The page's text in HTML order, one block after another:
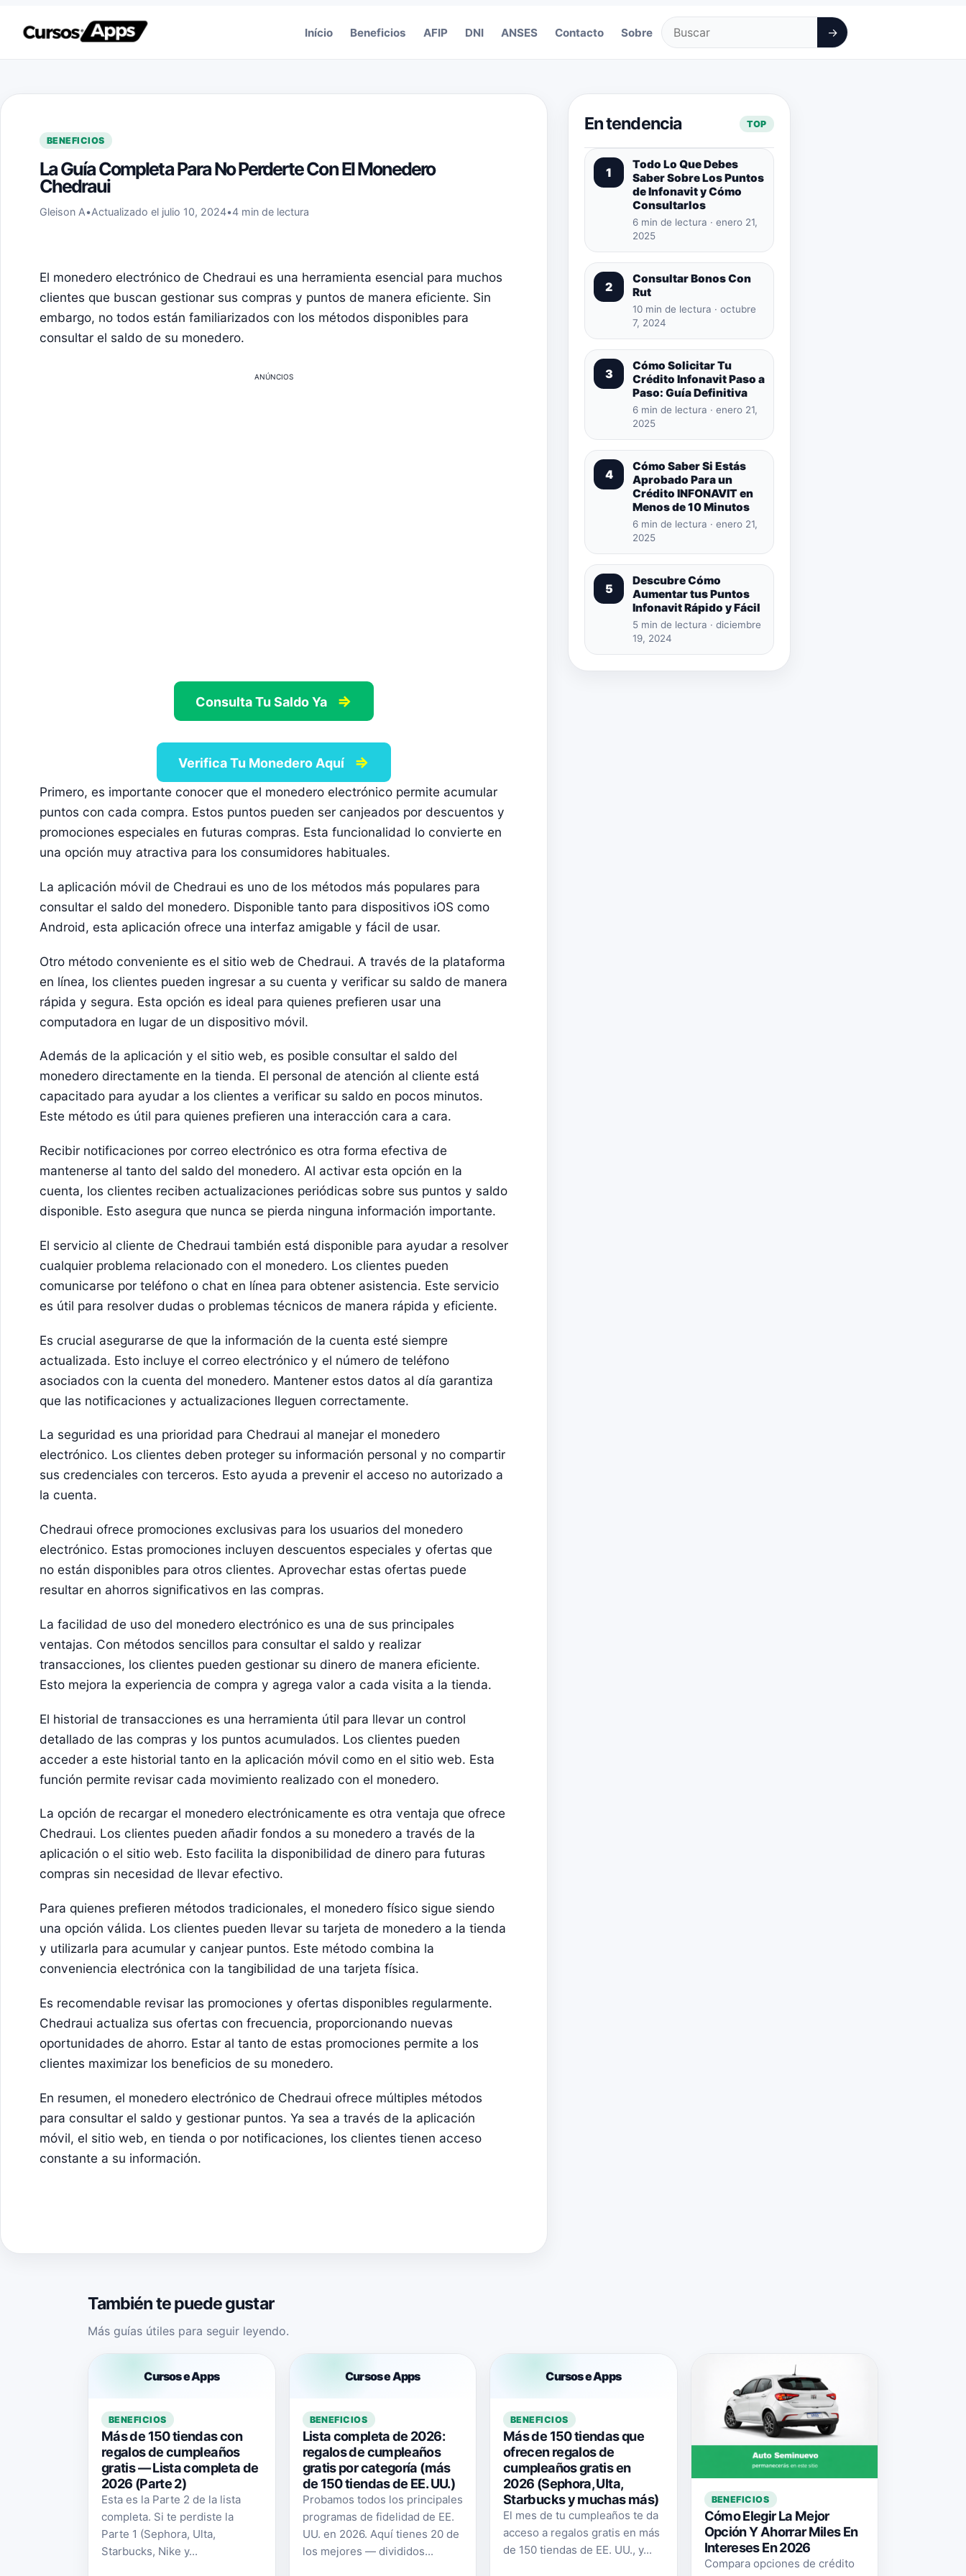
Início Beneficios AFIP DNI ANSES Contacto Sobre
Buscar
→
BENEFICIOS
La Guía Completa Para No Perderte Con El Monedero
Chedraui
Gleison A•Actualizado el julio 10, 2024•4 min de lectura
El monedero electrónico de Chedraui es una herramienta esencial para muchos
clientes que buscan gestionar sus compras y puntos de manera eficiente. Sin
embargo, no todos están familiarizados con los métodos disponibles para
consultar el saldo de su monedero.
ANÚNCIOS
Consulta Tu Saldo Ya ⇒
Verifica Tu Monedero Aquí ⇒
Primero, es importante conocer que el monedero electrónico permite acumular
puntos con cada compra. Estos puntos pueden ser canjeados por descuentos y
promociones especiales en futuras compras. Esta funcionalidad lo convierte en
una opción muy atractiva para los consumidores habituales.
La aplicación móvil de Chedraui es uno de los métodos más populares para
consultar el saldo del monedero. Disponible tanto para dispositivos iOS como
Android, esta aplicación ofrece una interfaz amigable y fácil de usar.
Otro método conveniente es el sitio web de Chedraui. A través de la plataforma
en línea, los clientes pueden ingresar a su cuenta y verificar su saldo de manera
rápida y segura. Esta opción es ideal para quienes prefieren usar una
computadora en lugar de un dispositivo móvil.
Además de la aplicación y el sitio web, es posible consultar el saldo del
monedero directamente en la tienda. El personal de atención al cliente está
capacitado para ayudar a los clientes a verificar su saldo en pocos minutos.
Este método es útil para quienes prefieren una interacción cara a cara.
Recibir notificaciones por correo electrónico es otra forma efectiva de
mantenerse al tanto del saldo del monedero. Al activar esta opción en la
cuenta, los clientes reciben actualizaciones periódicas sobre sus puntos y saldo
disponible. Esto asegura que nunca se pierda ninguna información importante.
El servicio al cliente de Chedraui también está disponible para ayudar a resolver
cualquier problema relacionado con el monedero. Los clientes pueden
comunicarse por teléfono o chat en línea para obtener asistencia. Este servicio
es útil para resolver dudas o problemas técnicos de manera rápida y eficiente.
Es crucial asegurarse de que la información de la cuenta esté siempre
actualizada. Esto incluye el correo electrónico y el número de teléfono
asociados con la cuenta del monedero. Mantener estos datos al día garantiza
que las notificaciones y actualizaciones lleguen correctamente.
La seguridad es una prioridad para Chedraui al manejar el monedero
electrónico. Los clientes deben proteger su información personal y no compartir
sus credenciales con terceros. Esto ayuda a prevenir el acceso no autorizado a
la cuenta.
Chedraui ofrece promociones exclusivas para los usuarios del monedero
electrónico. Estas promociones incluyen descuentos especiales y ofertas que
no están disponibles para otros clientes. Aprovechar estas ofertas puede
resultar en ahorros significativos en las compras.
La facilidad de uso del monedero electrónico es una de sus principales
ventajas. Con métodos sencillos para consultar el saldo y realizar
transacciones, los clientes pueden gestionar su dinero de manera eficiente.
Esto mejora la experiencia de compra y agrega valor a cada visita a la tienda.
El historial de transacciones es una herramienta útil para llevar un control
detallado de las compras y los puntos acumulados. Los clientes pueden
acceder a este historial tanto en la aplicación móvil como en el sitio web. Esta
función permite revisar cada movimiento realizado con el monedero.
La opción de recargar el monedero electrónicamente es otra ventaja que ofrece
Chedraui. Los clientes pueden añadir fondos a su monedero a través de la
aplicación o el sitio web. Esto facilita la disponibilidad de dinero para futuras
compras sin necesidad de llevar efectivo.
Para quienes prefieren métodos tradicionales, el monedero físico sigue siendo
una opción válida. Los clientes pueden llevar su tarjeta de monedero a la tienda
y utilizarla para acumular y canjear puntos. Este método combina la
conveniencia electrónica con la tangibilidad de una tarjeta física.
Es recomendable revisar las promociones y ofertas disponibles regularmente.
Chedraui actualiza sus ofertas con frecuencia, proporcionando nuevas
oportunidades de ahorro. Estar al tanto de estas promociones permite a los
clientes maximizar los beneficios de su monedero.
En resumen, el monedero electrónico de Chedraui ofrece múltiples métodos
para consultar el saldo y gestionar puntos. Ya sea a través de la aplicación
móvil, el sitio web, en tienda o por notificaciones, los clientes tienen acceso
constante a su información.
En tendencia TOP
1
Todo Lo Que Debes
Saber Sobre Los Puntos
de Infonavit y Cómo
Consultarlos
6 min de lectura · enero 21,
2025
2
Consultar Bonos Con
Rut
10 min de lectura · octubre
7, 2024
3
Cómo Solicitar Tu
Crédito Infonavit Paso a
Paso: Guía Definitiva
6 min de lectura · enero 21,
2025
4
Cómo Saber Si Estás
Aprobado Para un
Crédito INFONAVIT en
Menos de 10 Minutos
6 min de lectura · enero 21,
2025
5
Descubre Cómo
Aumentar tus Puntos
Infonavit Rápido y Fácil
5 min de lectura · diciembre
19, 2024
También te puede gustar
Más guías útiles para seguir leyendo.
Cursos e Apps
BENEFICIOS
Más de 150 tiendas con
regalos de cumpleaños
gratis — Lista completa de
2026 (Parte 2)
Esta es la Parte 2 de la lista
completa. Si te perdiste la
Parte 1 (Sephora, Ulta,
Starbucks, Nike y...
Cursos e Apps
BENEFICIOS
Lista completa de 2026:
regalos de cumpleaños
gratis por categoría (más
de 150 tiendas de EE. UU.)
Probamos todos los principales
programas de fidelidad de EE.
UU. en 2026. Aquí tienes 20 de
los mejores — divididos...
Cursos e Apps
BENEFICIOS
Más de 150 tiendas que
ofrecen regalos de
cumpleaños gratis en
2026 (Sephora, Ulta,
Starbucks y muchas más)
El mes de tu cumpleaños te da
acceso a regalos gratis en más
de 150 tiendas de EE. UU., y...
BENEFICIOS
Cómo Elegir La Mejor
Opción Y Ahorrar Miles En
Intereses En 2026
Compara opciones de crédito